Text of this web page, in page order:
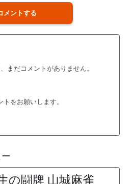
メントする
まだコメントがありません。
トをお願いします。
の闘牌 山城麻雀